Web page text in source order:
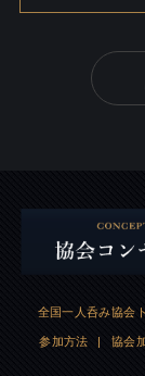
全国一人呑み協会
参加方法 | 協会